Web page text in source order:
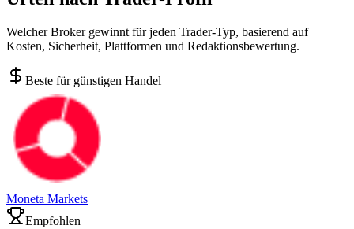
Welcher Broker gewinnt für jeden Trader-Typ, basierend auf
Kosten, Sicherheit, Plattformen und Redaktionsbewertung.
Beste für günstigen Handel
Moneta Markets
Empfohlen